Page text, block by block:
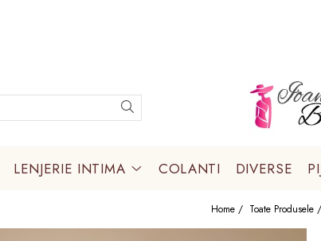
LENJERIE INTIMA COLANTI DIVERSE
Home / Toate Produsele /